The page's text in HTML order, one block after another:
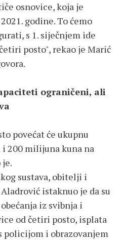
osnovice, koja je
godine. To ćemo
s 1. siječnjem ide
posto", rekao je Marić
ograničeni, ali
povećat će ukupnu
i 200 milijuna kuna na
sustava, obitelji i
istaknuo je da su
iz svibnja i
od četiri posto, isplata
policijom i obrazovanjem